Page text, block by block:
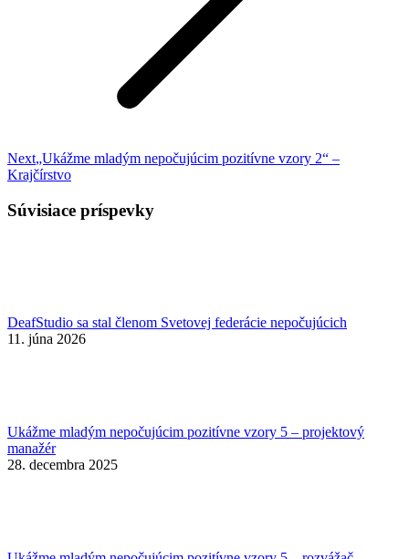
NextNasledujúci
príspevok:
„Ukážme mladým nepočujúcim pozitívne vzory 2“ –
Krajčírstvo
Súvisiace príspevky
DeafStudio sa stal členom Svetovej federácie nepočujúcich
11. júna 2026
Ukážme mladým nepočujúcim pozitívne vzory 5 – projektový
manažér
28. decembra 2025